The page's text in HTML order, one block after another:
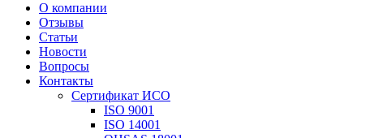
О компании
Отзывы
Статьи
Новости
Вопросы
Контакты
Сертификат ИСО
ISO 9001
ISO 14001